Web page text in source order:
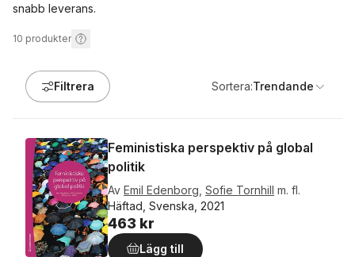
snabb leverans.
10 produkter
Filtrera Sortera:Trendande
Feministiska perspektiv på global
politik
Av Emil Edenborg Sofie Tornhill m. fl.
Häftad, Svenska, 2021
463 kr
Lägg till